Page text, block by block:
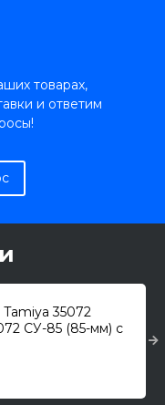
товарах,
и ответим
Tamiya 35072
СУ-85 (85-мм) с